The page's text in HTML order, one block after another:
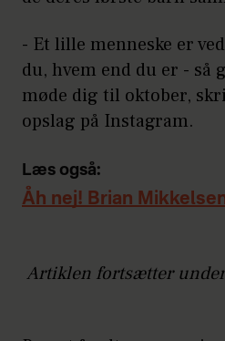
- Et lille menneske er
du, hvem end du er - så
møde dig til oktober,
opslag på Instagram.
Læs også:
Åh nej! Brian
Artiklen fortsætter